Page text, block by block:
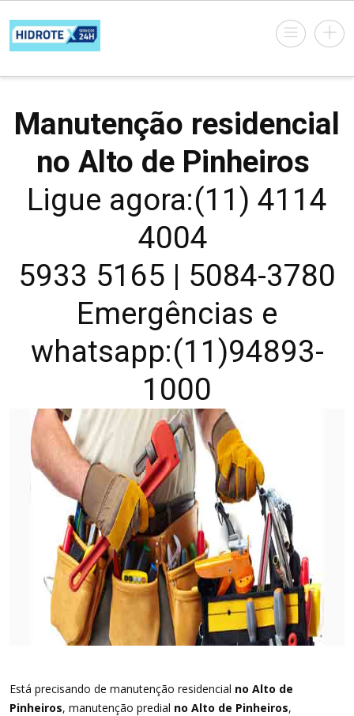
Manutenção residencial
no Alto de Pinheiros
Ligue agora:(11) 4114
4004
5933 5165 | 5084-3780
Emergências e
whatsapp:(11)94893-
1000
Está precisando de manutenção residencial no Alto de
Pinheiros, manutenção predial no Alto de Pinheiros,